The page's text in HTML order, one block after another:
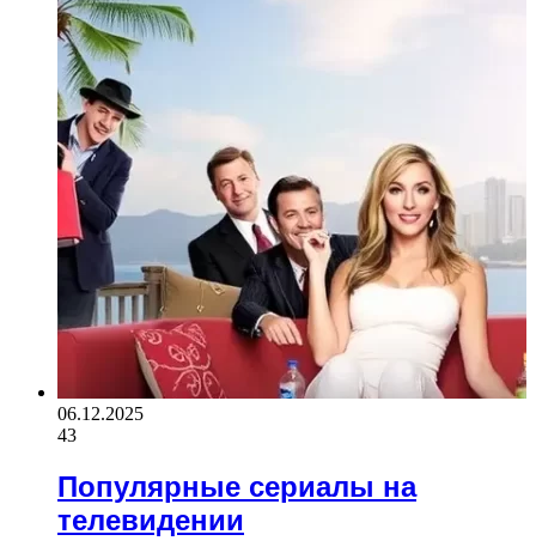
06.12.2025
43
Популярные сериалы на
телевидении